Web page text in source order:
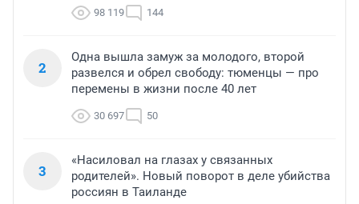
98 119 144
2
Одна вышла замуж за молодого, второй
развелся и обрел свободу: тюменцы — про
перемены в жизни после 40 лет
30 697 50
3
«Насиловал на глазах у связанных
родителей». Новый поворот в деле убийства
россиян в Таиланде